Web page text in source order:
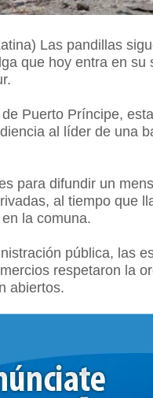
Las pandillas
que hoy entra en su
Puerto Príncipe,
al líder de una
para difundir un
al tiempo que
la comuna.
pública, las
respetaron la
abiertos.